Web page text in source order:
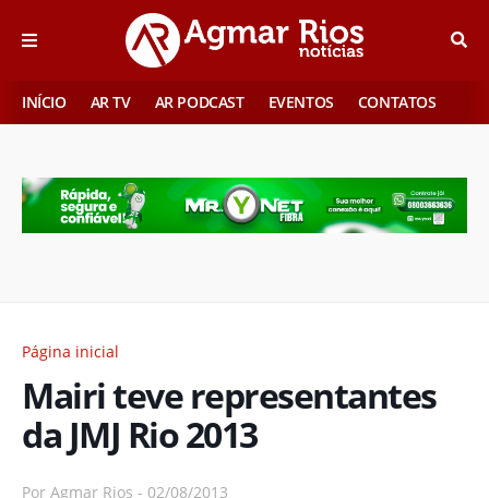
INÍCIO AR TV AR PODCAST EVENTOS CONTATOS
Página inicial
Mairi teve representantes
da JMJ Rio 2013
Por Agmar Rios - 02/08/2013